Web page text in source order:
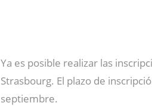
Ya es posible realizar las
Strasbourg. El plazo de
septiembre.